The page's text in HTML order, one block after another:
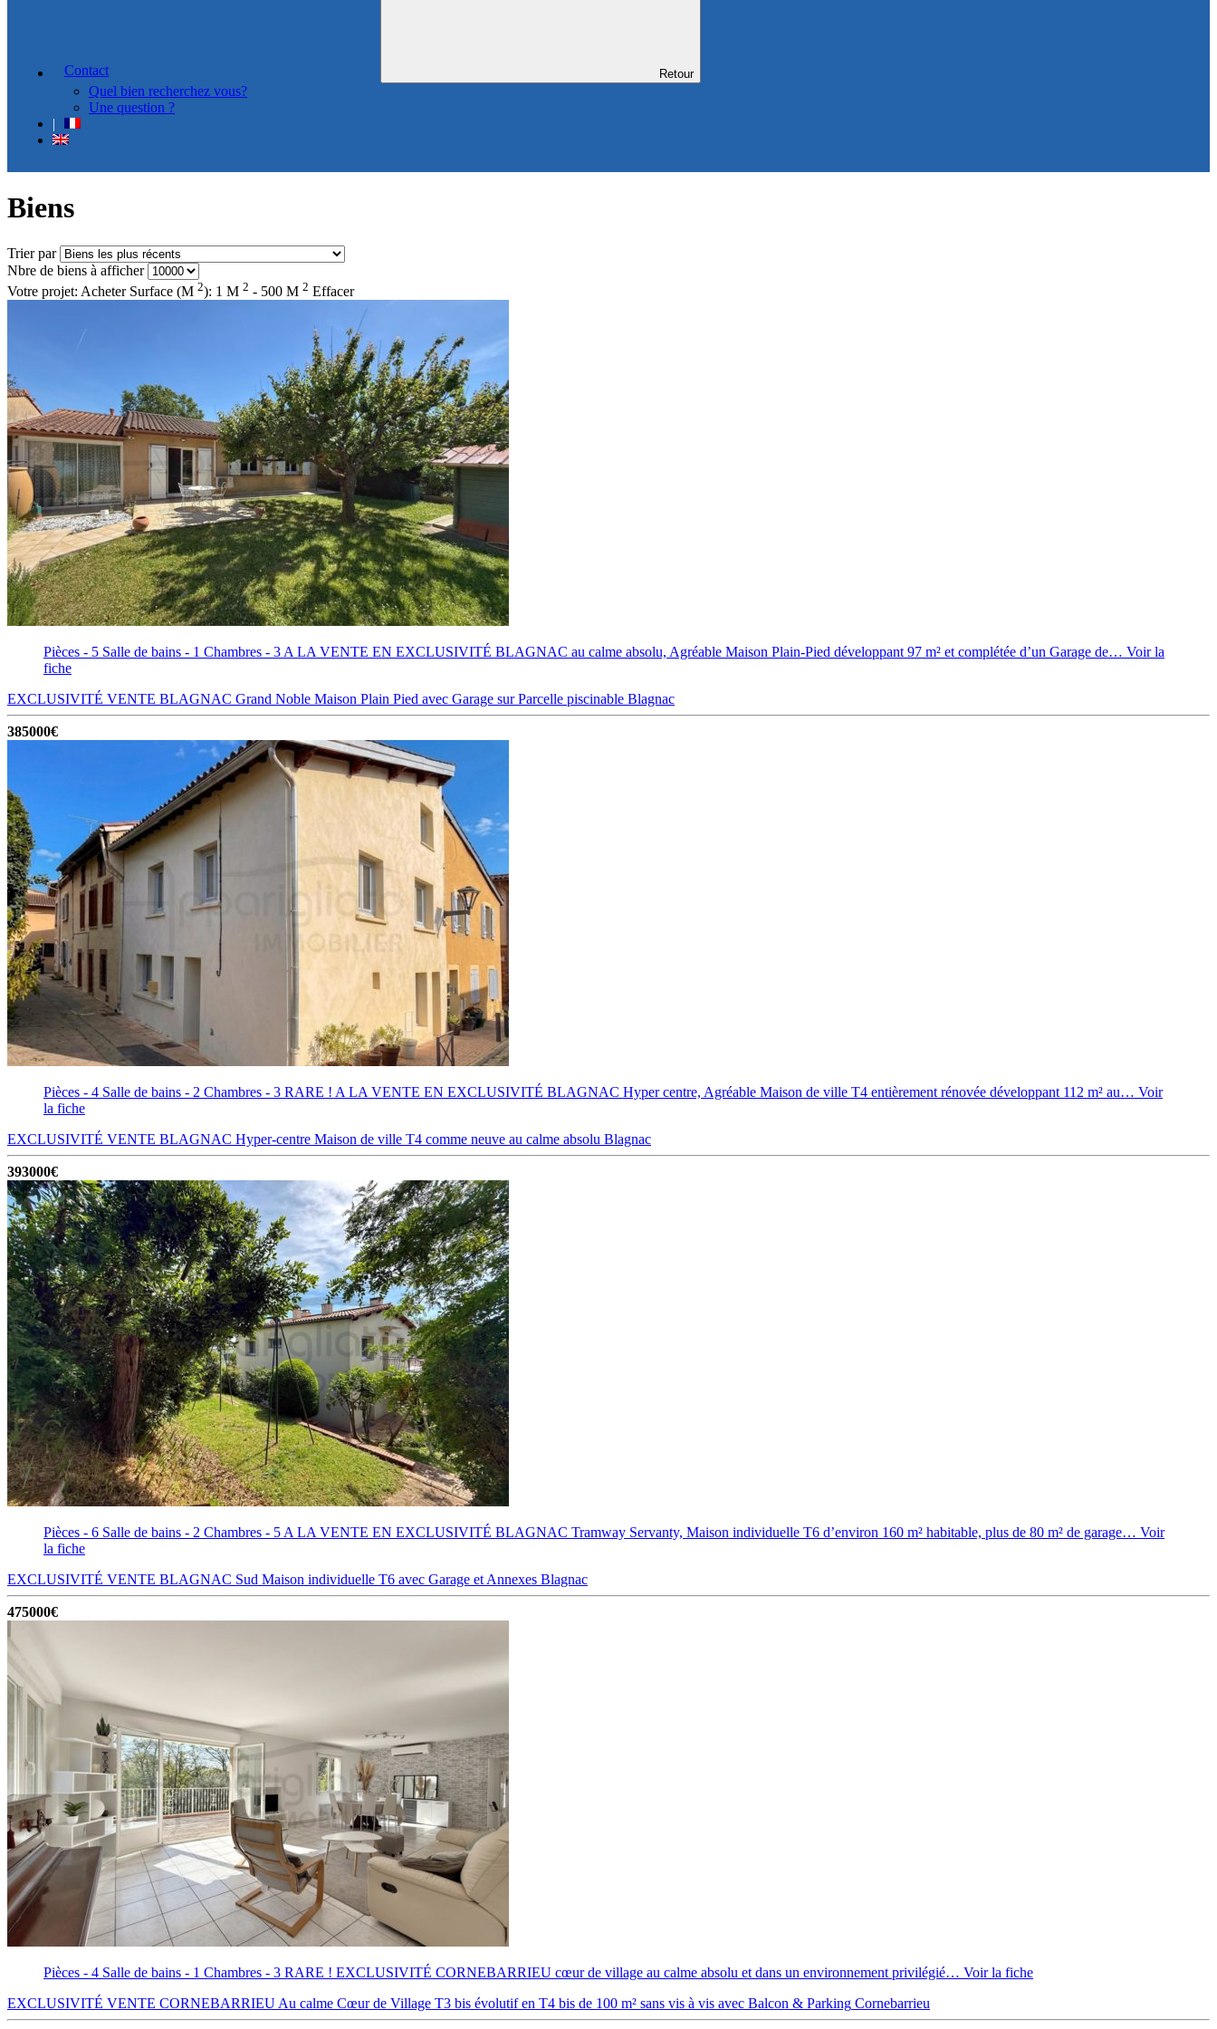
Contact Retour
Quel bien recherchez vous?
Une question ?
Biens
Trier par
Nbre de biens à afficher
Votre projet: Acheter Surface (M 2): 1 M 2 - 500 M 2 Effacer
Pièces - 5 Salle de bains - 1 Chambres - 3 A LA VENTE EN EXCLUSIVITÉ BLAGNAC au calme absolu, Agréable Maison Plain-Pied développant 97 m² et complétée d’un Garage de… Voir la
fiche
EXCLUSIVITÉ VENTE BLAGNAC Grand Noble Maison Plain Pied avec Garage sur Parcelle piscinable Blagnac
385000€
Pièces - 4 Salle de bains - 2 Chambres - 3 RARE ! A LA VENTE EN EXCLUSIVITÉ BLAGNAC Hyper centre, Agréable Maison de ville T4 entièrement rénovée développant 112 m² au… Voir
la fiche
EXCLUSIVITÉ VENTE BLAGNAC Hyper-centre Maison de ville T4 comme neuve au calme absolu Blagnac
393000€
Pièces - 6 Salle de bains - 2 Chambres - 5 A LA VENTE EN EXCLUSIVITÉ BLAGNAC Tramway Servanty, Maison individuelle T6 d’environ 160 m² habitable, plus de 80 m² de garage… Voir
la fiche
EXCLUSIVITÉ VENTE BLAGNAC Sud Maison individuelle T6 avec Garage et Annexes Blagnac
475000€
Pièces - 4 Salle de bains - 1 Chambres - 3 RARE ! EXCLUSIVITÉ CORNEBARRIEU cœur de village au calme absolu et dans un environnement privilégié… Voir la fiche
EXCLUSIVITÉ VENTE CORNEBARRIEU Au calme Cœur de Village T3 bis évolutif en T4 bis de 100 m² sans vis à vis avec Balcon & Parking Cornebarrieu